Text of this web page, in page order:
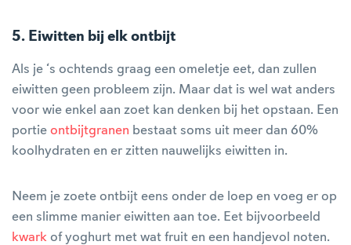
5. Eiwitten bij elk ontbijt
Als je ‘s ochtends graag een omeletje eet, dan zullen
eiwitten geen probleem zijn. Maar dat is wel wat anders
voor wie enkel aan zoet kan denken bij het opstaan. Een
portie ontbijtgranen bestaat soms uit meer dan 60%
koolhydraten en er zitten nauwelijks eiwitten in.
Neem je zoete ontbijt eens onder de loep en voeg er op
een slimme manier eiwitten aan toe. Eet bijvoorbeeld
kwark of yoghurt met wat fruit en een handjevol noten.